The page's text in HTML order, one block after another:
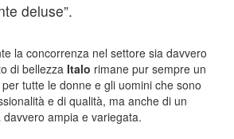
deluse”.
la concorrenza nel settore sia davvero
di bellezza Italo rimane pur sempre un
tutte le donne e gli uomini che sono
e di qualità, ma anche di un
davvero ampia e variegata.